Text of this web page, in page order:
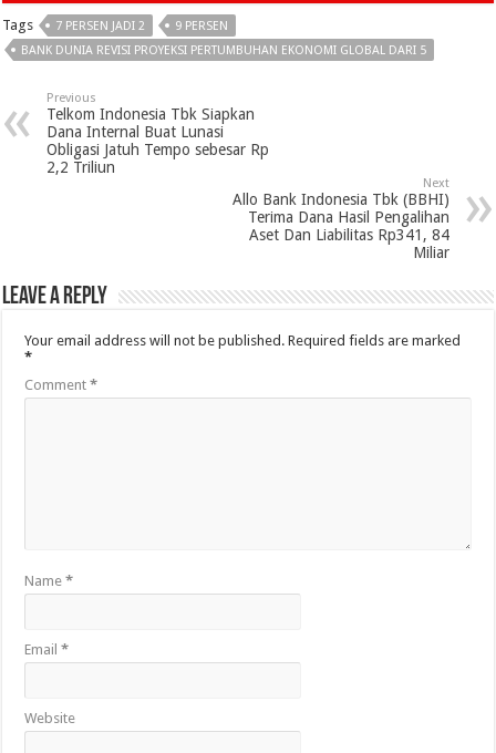
Tags 7 PERSEN JADI 2
9 PERSEN
BANK DUNIA REVISI PROYEKSI PERTUMBUHAN EKONOMI GLOBAL DARI 5
Previous
Telkom Indonesia Tbk Siapkan
Dana Internal Buat Lunasi
Obligasi Jatuh Tempo sebesar Rp
2,2 Triliun
Next
Allo Bank Indonesia Tbk (BBHI)
Terima Dana Hasil Pengalihan
Aset Dan Liabilitas Rp341, 84
Miliar
Leave a Reply
Your email address will not be published. Required fields are marked
*
Comment*
Name*
Email*
Website